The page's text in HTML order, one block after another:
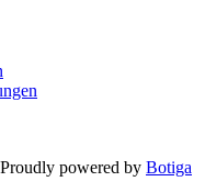
powered by Botiga